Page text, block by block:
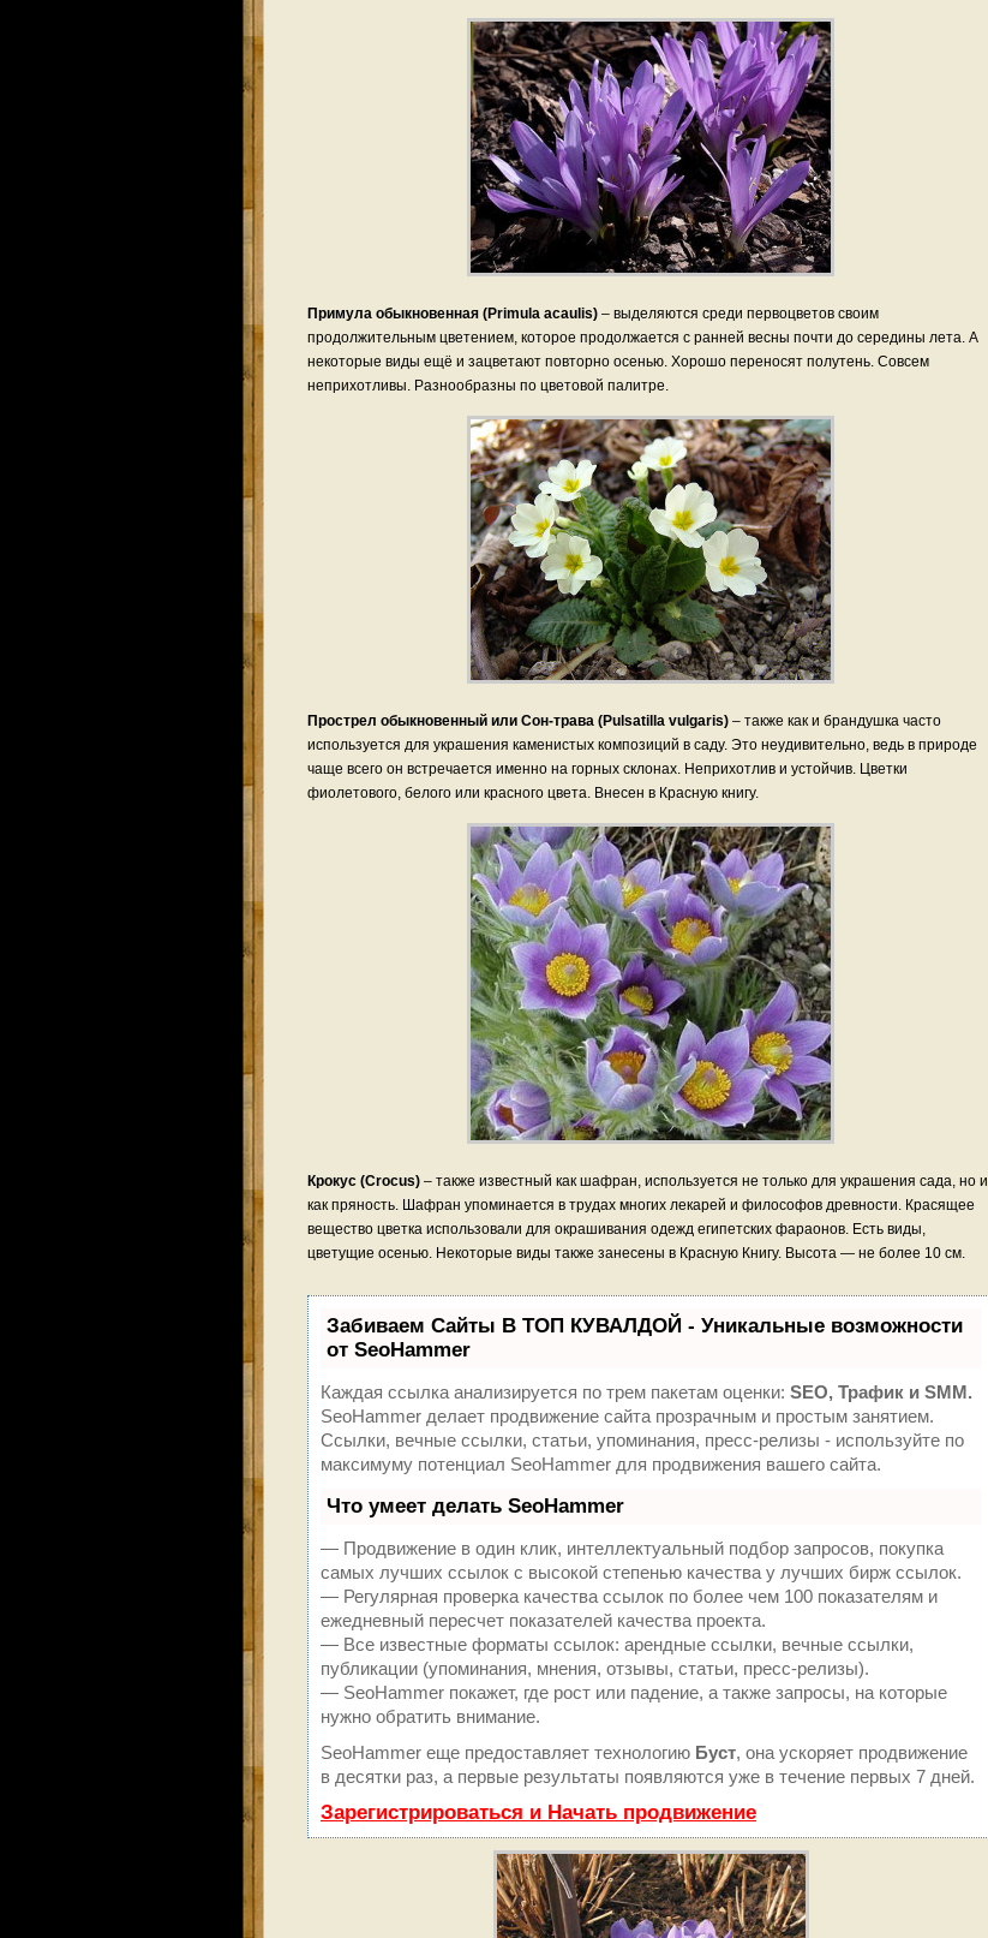
Примула обыкновенная (Primula acaulis) – выделяются среди первоцветов своим
продолжительным цветением, которое продолжается с ранней весны почти до середины лета. А
некоторые виды ещё и зацветают повторно осенью. Хорошо переносят полутень. Совсем
неприхотливы. Разнообразны по цветовой палитре.
Прострел обыкновенный или Сон-трава (Pulsatilla vulgaris) – также как и брандушка часто
используется для украшения каменистых композиций в саду. Это неудивительно, ведь в природе
чаще всего он встречается именно на горных склонах. Неприхотлив и устойчив. Цветки
фиолетового, белого или красного цвета. Внесен в Красную книгу.
Крокус (Crocus) – также известный как шафран, используется не только для украшения сада, но и
как пряность. Шафран упоминается в трудах многих лекарей и философов древности. Красящее
вещество цветка использовали для окрашивания одежд египетских фараонов. Есть виды,
цветущие осенью. Некоторые виды также занесены в Красную Книгу. Высота — не более 10 см.
Забиваем Сайты В ТОП КУВАЛДОЙ - Уникальные возможности
от SeoHammer
Каждая ссылка анализируется по трем пакетам оценки: SEO, Трафик и SMM.
SeoHammer делает продвижение сайта прозрачным и простым занятием.
Ссылки, вечные ссылки, статьи, упоминания, пресс-релизы - используйте по
максимуму потенциал SeoHammer для продвижения вашего сайта.
Что умеет делать SeoHammer
— Продвижение в один клик, интеллектуальный подбор запросов, покупка
самых лучших ссылок с высокой степенью качества у лучших бирж ссылок.
— Регулярная проверка качества ссылок по более чем 100 показателям и
ежедневный пересчет показателей качества проекта.
— Все известные форматы ссылок: арендные ссылки, вечные ссылки,
публикации (упоминания, мнения, отзывы, статьи, пресс-релизы).
— SeoHammer покажет, где рост или падение, а также запросы, на которые
нужно обратить внимание.
SeoHammer еще предоставляет технологию Буст, она ускоряет продвижение
в десятки раз, а первые результаты появляются уже в течение первых 7 дней.
Зарегистрироваться и Начать продвижение